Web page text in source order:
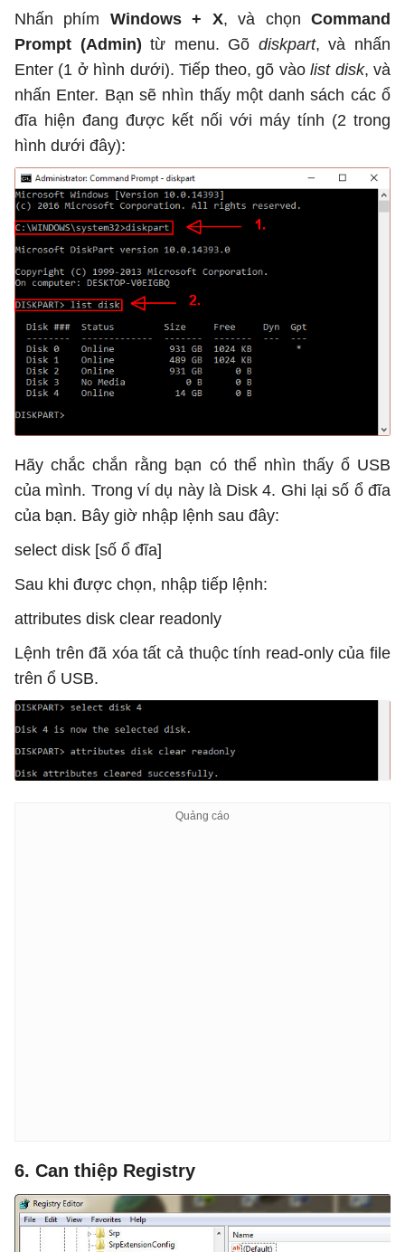
Nhấn phím Windows + X, và chọnCommand
Prompt (Admin) từ menu. Gõ diskpart, và nhấn
Enter (1 ở hình dưới). Tiếp theo, gõ vàolist disk, và
nhấn Enter. Bạn sẽ nhìn thấy một danh sách các ổ
đĩa hiện đang được kết nối với máy tính (2 trong
hình dưới đây):
Hãy chắc chắn rằng bạn có thể nhìn thấy ổ USB
của mình. Trong ví dụ này là Disk 4. Ghi lại số ổ đĩa
của bạn. Bây giờ nhập lệnh sau đây:
select disk [số ổ đĩa]
Sau khi được chọn, nhập tiếp lệnh:
attributes disk clear readonly
Lệnh trên đã xóa tất cả thuộc tính read-only của file
trên ổ USB.
6. Can thiệp Registry